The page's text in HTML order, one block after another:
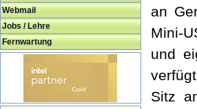
Webmail
Jobs / Lehre
Fernwartung
an
Mini-
und
Sitz